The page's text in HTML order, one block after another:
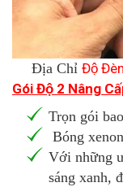
Địa Chỉ Độ
Gói Độ 2 Nâng
Trọn gói
Bóng
Với những
sáng xanh,